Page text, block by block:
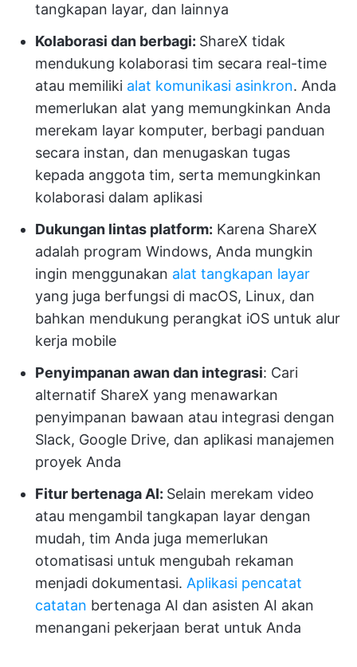
tangkapan layar, dan lainnya
Kolaborasi dan berbagi: ShareX tidak
mendukung kolaborasi tim secara real-time
atau memiliki alat komunikasi asinkron. Anda
memerlukan alat yang memungkinkan Anda
merekam layar komputer, berbagi panduan
secara instan, dan menugaskan tugas
kepada anggota tim, serta memungkinkan
kolaborasi dalam aplikasi
Dukungan lintas platform: Karena ShareX
adalah program Windows, Anda mungkin
ingin menggunakan alat tangkapan layar
yang juga berfungsi di macOS, Linux, dan
bahkan mendukung perangkat iOS untuk alur
kerja mobile
Penyimpanan awan dan integrasi: Cari
alternatif ShareX yang menawarkan
penyimpanan bawaan atau integrasi dengan
Slack, Google Drive, dan aplikasi manajemen
proyek Anda
Fitur bertenaga AI: Selain merekam video
atau mengambil tangkapan layar dengan
mudah, tim Anda juga memerlukan
otomatisasi untuk mengubah rekaman
menjadi dokumentasi. Aplikasi pencatat
catatan bertenaga AI dan asisten AI akan
menangani pekerjaan berat untuk Anda